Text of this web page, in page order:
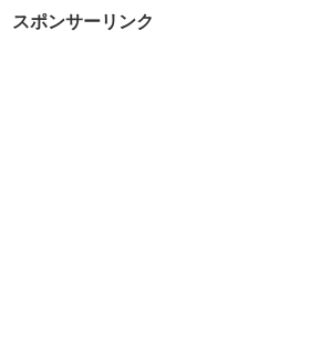
スポンサーリンク